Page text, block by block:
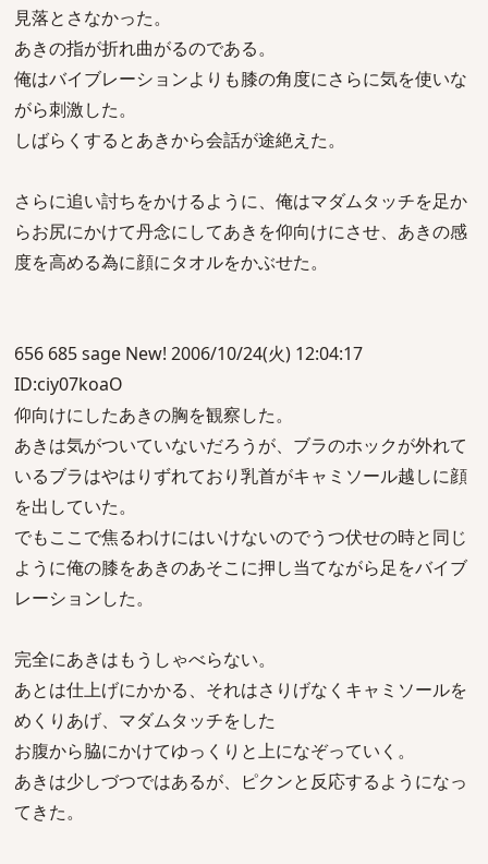
見落とさなかった。
あきの指が折れ曲がるのである。
俺はバイブレーションよりも膝の角度にさらに気を使いな
がら刺激した。
しばらくするとあきから会話が途絶えた。
さらに追い討ちをかけるように、俺はマダムタッチを足か
らお尻にかけて丹念にしてあきを仰向けにさせ、あきの感
度を高める為に顔にタオルをかぶせた。
656 685 sage New! 2006/10/24(火) 12:04:17
ID:ciy07koaO
仰向けにしたあきの胸を観察した。
あきは気がついていないだろうが、ブラのホックが外れて
いるブラはやはりずれており乳首がキャミソール越しに顔
を出していた。
でもここで焦るわけにはいけないのでうつ伏せの時と同じ
ように俺の膝をあきのあそこに押し当てながら足をバイブ
レーションした。
完全にあきはもうしゃべらない。
あとは仕上げにかかる、それはさりげなくキャミソールを
めくりあげ、マダムタッチをした
お腹から脇にかけてゆっくりと上になぞっていく。
あきは少しづつではあるが、ピクンと反応するようになっ
てきた。